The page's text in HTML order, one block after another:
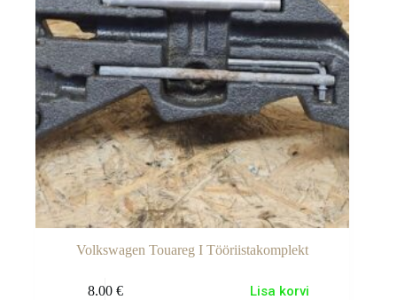
Volkswagen Touareg I Tööriistakomplekt
8.00 € Lisa korvi